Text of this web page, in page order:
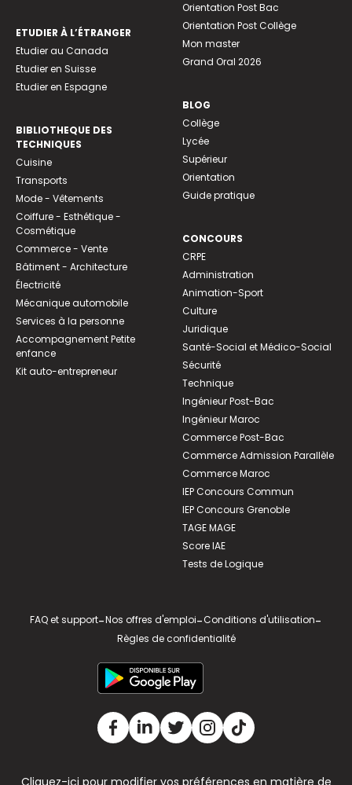
ETUDIER À L’ÉTRANGER
Etudier au Canada
Etudier en Suisse
Etudier en Espagne
BIBLIOTHEQUE DES
TECHNIQUES
Cuisine
Transports
Mode - Vêtements
Coiffure - Esthétique -
Cosmétique
Commerce - Vente
Bâtiment - Architecture
Électricité
Mécanique automobile
Services à la personne
Accompagnement Petite
enfance
Kit auto-entrepreneur
Orientation Post Bac
Orientation Post Collège
Mon master
Grand Oral 2026
BLOG
Collège
Lycée
Supérieur
Orientation
Guide pratique
CONCOURS
CRPE
Administration
Animation-Sport
Culture
Juridique
Santé-Social et Médico-Social
Sécurité
Technique
Ingénieur Post-Bac
Ingénieur Maroc
Commerce Post-Bac
Commerce Admission Parallèle
Commerce Maroc
IEP Concours Commun
IEP Concours Grenoble
TAGE MAGE
Score IAE
Tests de Logique
FAQ et support-Nos offres d'emploi-Conditions d'utilisation-
Règles de confidentialité